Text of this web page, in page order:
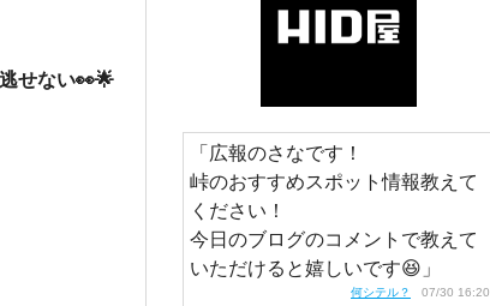
せない👀🌟
「広報のさなです！
峠のおすすめスポット情報教えて
ください！
今日のブログのコメントで教えて
いただけると嬉しいです😆」
何シテル？ 07/30 16:20